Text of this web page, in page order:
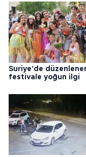
Suriye'de
festivale yoğun ilgi